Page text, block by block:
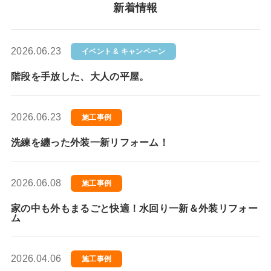
新着情報
2026.06.23 イベント & キャンペーン
階段を手放した、大人の平屋。
2026.06.23 施工事例
洗練を纏った外装一新リフォーム！
2026.06.08 施工事例
家の中も外もまるごと快適！水回り一新＆外装リフォー
ム
2026.04.06 施工事例